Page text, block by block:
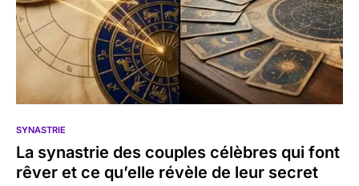
SYNASTRIE
La synastrie des couples célèbres qui font
rêver et ce qu’elle révèle de leur secret